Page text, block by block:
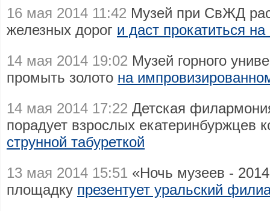
16 мая 2014 11:42 Музей при СвЖД
железных дорог и даст прокатиться
14 мая 2014 19:02 Музей горного
промыть золото на
14 мая 2014 17:22 Детская
порадует взрослых екатеринбуржцев
струнной табуреткой
13 мая 2014 15:51 «Ночь музеев -
площадку презентует уральский